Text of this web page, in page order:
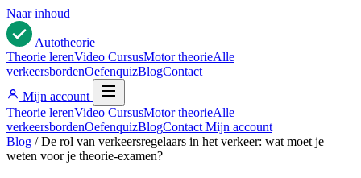
Naar inhoud
Autotheorie
Theorie lerenVideo CursusMotor theorieAlle
verkeersbordenOefenquizBlogContact
Mijn account
Theorie lerenVideo CursusMotor theorieAlle
verkeersbordenOefenquizBlogContact Mijn account
Blog / De rol van verkeersregelaars in het verkeer: wat moet je
weten voor je theorie-examen?